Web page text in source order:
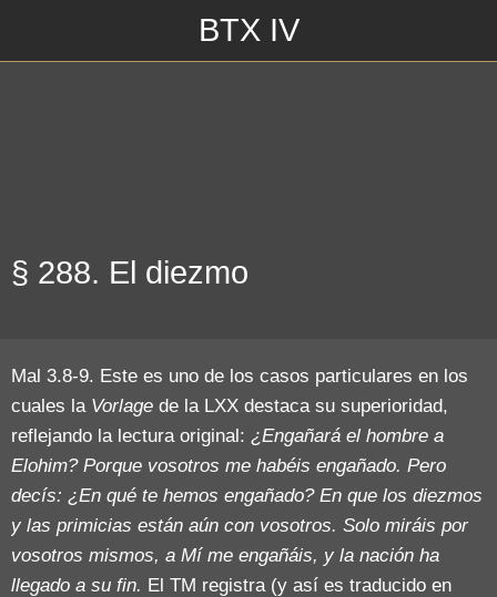
BTX IV
§ 288. El diezmo
Mal 3.8-9. Este es uno de los casos particulares en los
cuales la Vorlage de la LXX destaca su superioridad,
reflejando la lectura original: ¿Engañará el hombre a
Elohim? Porque vosotros me habéis engañado. Pero
decís: ¿En qué te hemos engañado? En que los diezmos
y las primicias están aún con vosotros. Solo miráis por
vosotros mismos, a Mí me engañáis, y la nación ha
llegado a su fin. El TM registra (y así es traducido en